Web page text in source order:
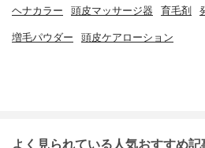
ヘナカラー 頭皮マッサージ器 育毛剤
増毛パウダー 頭皮ケアローション
よく見られている人気おすすめ記